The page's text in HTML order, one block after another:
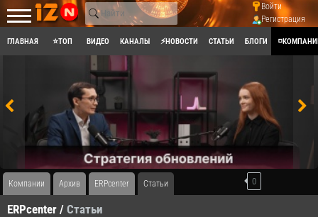
Войти
Регистрация
ГЛАВНАЯ ⭐ТОП ВИДЕО КАНАЛЫ ⚡НОВОСТИ СТАТЬИ БЛОГИ
Компании Архив ERPcenter Статьи
ERPcenter / Статьи
0